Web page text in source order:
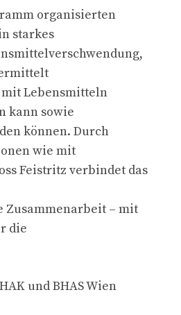
organisierten
starkes
Lebensmitteln
kann sowie
können. Durch
wie mit
Feistritz verbindet das
Zusammenarbeit – mit
die
und BHAS Wien